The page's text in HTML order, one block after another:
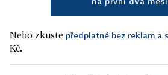
Nebo zkuste předplatné bez reklam a
Kč.